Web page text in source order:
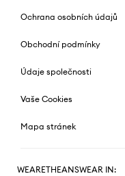
Ochrana osobních údajů
Obchodní podmínky
Údaje společnosti
Vaše Cookies
Mapa stránek
WEARETHEANSWEAR IN: